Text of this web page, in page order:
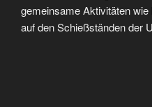
gemeinsame Aktivitäten
auf den Schießständen der